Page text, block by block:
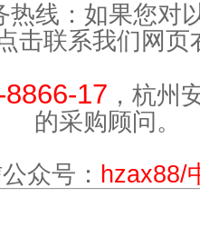
热线：如果您对
击联系我们网页
17 ，杭
的采购顾问。
众号： hzax88/